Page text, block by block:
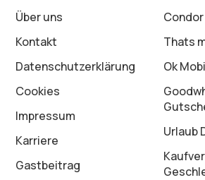
Über uns
Kontakt
Datenschutz­erklärung
Cookies
Impressum
Karriere
Gastbeitrag
Thats
Ok
Urlaub